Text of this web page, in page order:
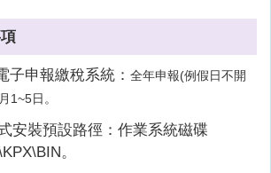
子申報繳稅系統： 全年申報(例假日不開
1~5日。
安裝預設路徑：作業系統磁碟
。